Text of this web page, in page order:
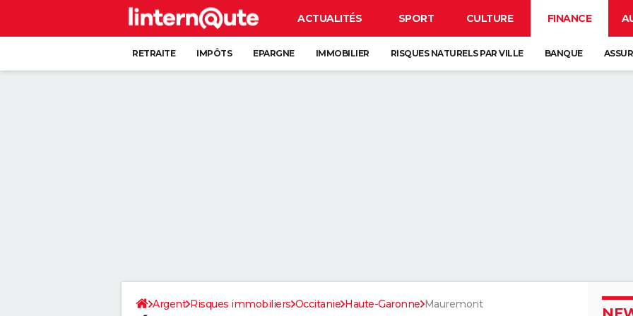
ACTUALITÉS SPORT CULTURE FINANCE
RETRAITE IMPÔTS EPARGNE IMMOBILIER RISQUES NATURELS PAR VILLE BANQUE
Argent Risques immobiliers Occitanie Haute-Garonne Mauremont